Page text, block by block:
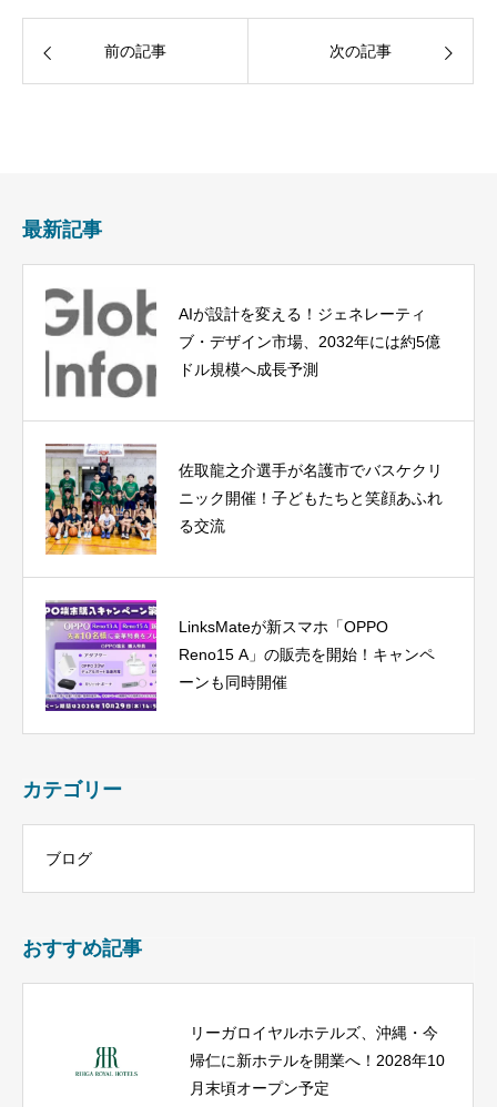
前の記事 次の記事
最新記事
AIが設計を変える！ジェネレーティ
ブ・デザイン市場、2032年には約5億
ドル規模へ成長予測
佐取龍之介選手が名護市でバスケクリ
ニック開催！子どもたちと笑顔あふれ
る交流
LinksMateが新スマホ「OPPO
Reno15 A」の販売を開始！キャンペ
ーンも同時開催
カテゴリー
ブログ
おすすめ記事
リーガロイヤルホテルズ、沖縄・今
帰仁に新ホテルを開業へ！2028年10
月末頃オープン予定